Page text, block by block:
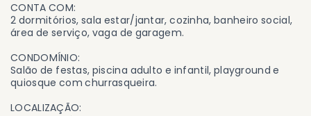
CONTA COM:
2 dormitórios, sala estar/jantar, cozinha, banheiro social,
área de serviço, vaga de garagem.
CONDOMÍNIO:
Salão de festas, piscina adulto e infantil, playground e
quiosque com churrasqueira.
LOCALIZAÇÃO: